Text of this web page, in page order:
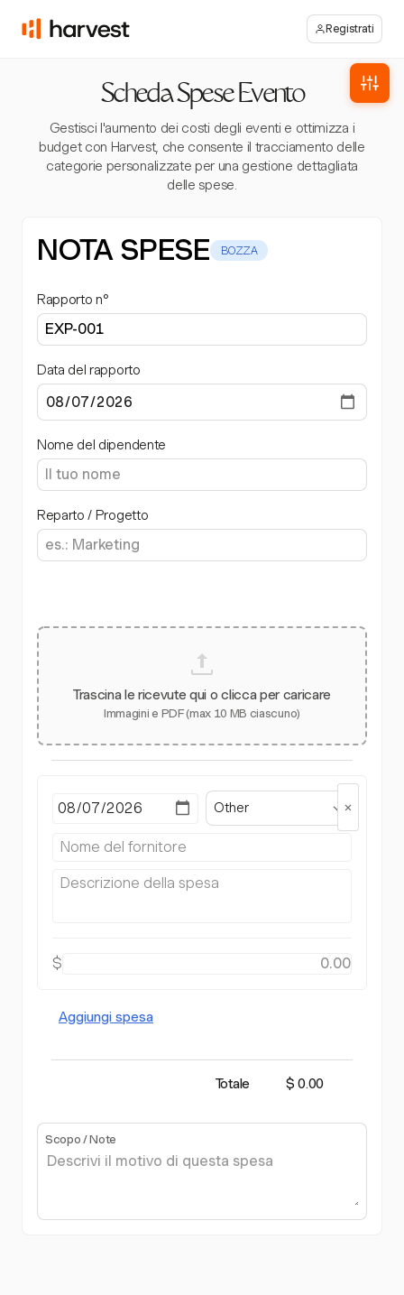
Registrati
Scheda Spese Evento
Gestisci l'aumento dei costi degli eventi e ottimizza i
budget con Harvest, che consente il tracciamento delle
categorie personalizzate per una gestione dettagliata
delle spese.
NOTA SPESE BOZZA
Rapporto n°
Data del rapporto
Nome del dipendente
Reparto / Progetto
Trascina le ricevute qui o clicca per caricare
Immagini e PDF (max 10 MB ciascuno)
Other
$
Aggiungi spesa
Totale $ 0.00
Scopo / Note